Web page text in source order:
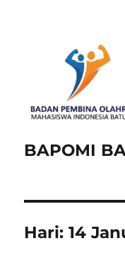
BAPOMI
Hari:14